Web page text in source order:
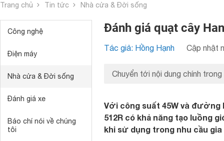
Trang chủ Tin tức Nhà cửa & Đời sống
Công nghệ
Điện máy
Nhà cửa & Đời sống
Đánh giá xe
Báo chí nói về chúng
tôi
Đánh giá quạt cây
Tác giả: Hồng Hạnh Cập nhật
Chuyển tới nội dung chính trong
Với công suất 45W và đường
512R có khả năng tạo luồng
khi sử dụng trong nhu cầu gia